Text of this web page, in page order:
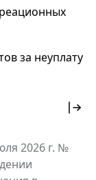
за неуплату
2026 г. №